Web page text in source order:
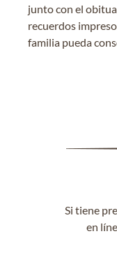
junto con el
recuerdos
familia pueda
Si tiene
en